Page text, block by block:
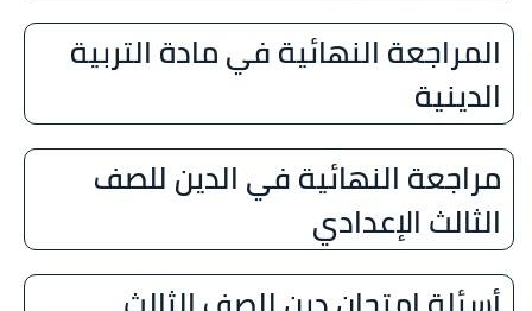
المراجعة النهائية في مادة التربية
الدينية
مراجعة النهائية في الدين للصف
الثالث الإعدادي